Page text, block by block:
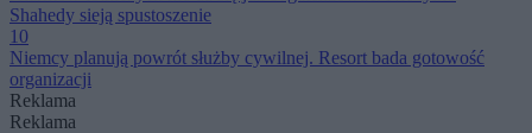
Shahedy sieją spustoszenie
10
Niemcy planują powrót służby cywilnej. Resort bada gotowość
organizacji
Reklama
Reklama